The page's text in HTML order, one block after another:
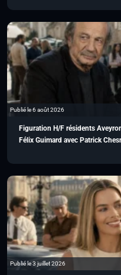
Publié le 6 août 2026
Figuration H/F résidents
Félix Guimard avec Patrick
Publié le 3 juillet 2026